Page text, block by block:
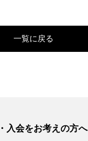
一覧に戻る
入会をお考えの方へ